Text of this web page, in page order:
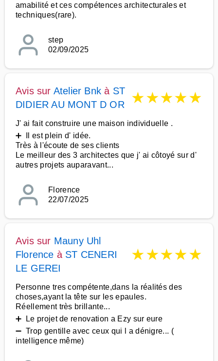
amabilité et ces compétences architecturales et
techniques(rare).
step
02/09/2025
Avis sur Atelier Bnk à ST
DIDIER AU MONT D OR
★★★★★
J' ai fait construire une maison individuelle .
➕ Il est plein d' idée.
Très à l'écoute de ses clients
Le meilleur des 3 architectes que j' ai côtoyé sur d'
autres projets auparavant...
Florence
22/07/2025
Avis sur Mauny Uhl
Florence à ST CENERI
LE GEREI
★★★★★
Personne tres compétente,dans la réalités des
choses,ayant la tête sur les epaules.
Réellement très brillante...
➕ Le projet de renovation a Ezy sur eure
➖ Trop gentille avec ceux qui l a dénigre... (
intelligence même)